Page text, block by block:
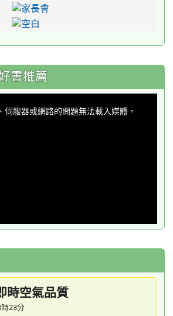
書推薦
伺服器或網路的問題無法載入媒體。
時空氣品質
23分